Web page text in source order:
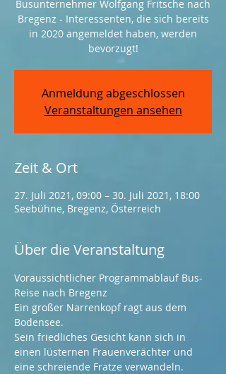
Busunternehmer Wolfgang Fritsche nach
Bregenz - Interessenten, die sich bereits
in 2020 angemeldet haben, werden
bevorzugt!
Anmeldung abgeschlossen
Veranstaltungen ansehen
Zeit & Ort
27. Juli 2021, 09:00 – 30. Juli 2021, 18:00
Seebühne, Bregenz, Österreich
Über die Veranstaltung
Voraussichtlicher Programmablauf Bus-
Reise nach Bregenz
Ein großer Narrenkopf ragt aus dem
Bodensee.
Sein friedliches Gesicht kann sich in
einen lüsternen Frauenverächter und
eine schreiende Fratze verwandeln.